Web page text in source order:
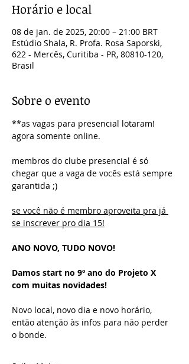
Horário e local
08 de jan. de 2025, 20:00 – 21:00 BRT
Estúdio Shala, R. Profa. Rosa Saporski,
622 - Mercês, Curitiba - PR, 80810-120,
Brasil
Sobre o evento
**as vagas para presencial lotaram!
agora somente online.
membros do clube presencial é só
chegar que a vaga de vocês está sempre
garantida ;)
se você não é membro aproveita pra já
se inscrever pro dia 15!
ANO NOVO, TUDO NOVO!
Damos start no 9º ano do Projeto X
com muitas novidades!
Novo local, novo dia e novo horário,
então atenção às infos para não perder
o bonde.